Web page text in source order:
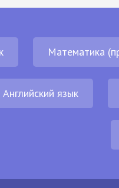
Математика
Английский язык